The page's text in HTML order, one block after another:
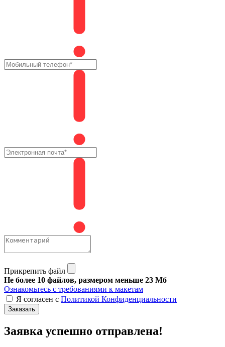
Прикрепить файл
Не более 10 файлов, размером меньше 23 Мб
Ознакомьтесь с требованиями к макетам
Я согласен с Политикой Конфиденциальности
Заказать
Заявка успешно отправлена!